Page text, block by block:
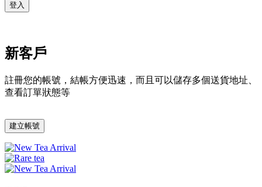
登入
新客戶
註冊您的帳號，結帳方便迅速，而且可以儲存多個送貨地址、
查看訂單狀態等
建立帳號